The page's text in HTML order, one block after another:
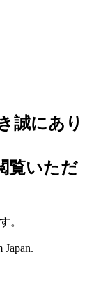
誠にあり
覧いただ
。
Japan.